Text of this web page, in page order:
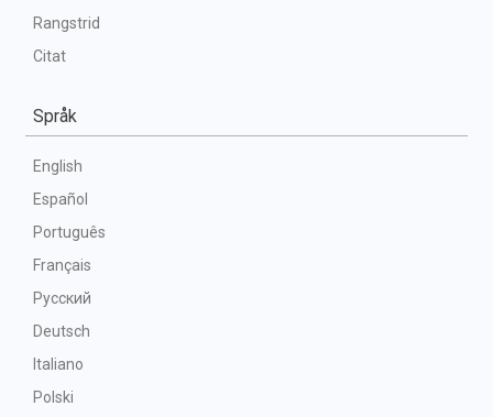
Rangstrid
Citat
Språk
English
Español
Português
Français
Русский
Deutsch
Italiano
Polski